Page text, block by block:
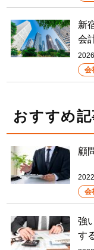
新
会
会
おすすめ記
顧
会
強
す